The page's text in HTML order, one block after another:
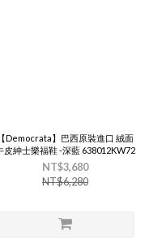
【Democrata】巴西原裝進口 絨面
皮紳士樂福鞋 -深藍 638012KW72
NT$3,680
NT$6,280